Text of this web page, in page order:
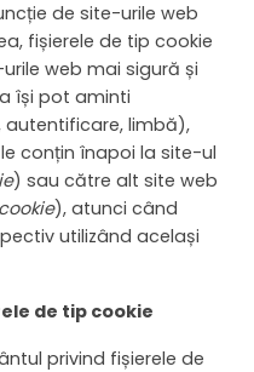
de site-urile web
fișierele de tip cookie
web mai sigură și
își pot aminti
autentificare, limbă),
conțin înapoi la site-ul
) sau către alt site web
), atunci când
utilizând același
de tip cookie
privind fișierele de